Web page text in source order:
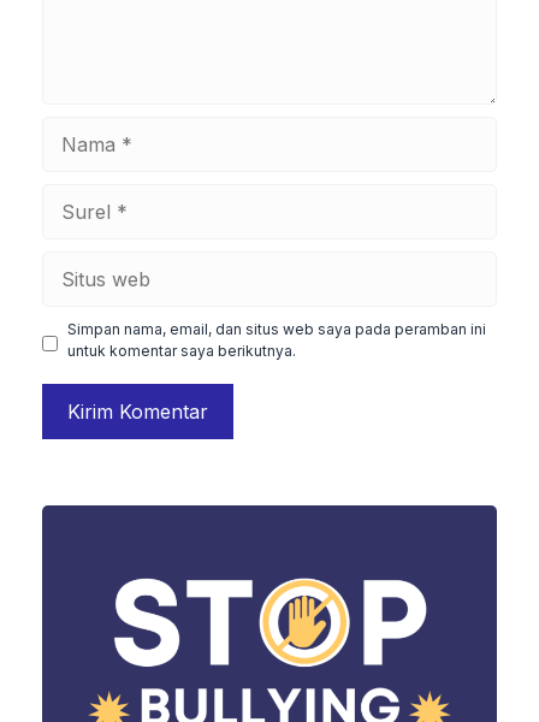
Simpan nama, email, dan situs web saya pada peramban ini
untuk komentar saya berikutnya.